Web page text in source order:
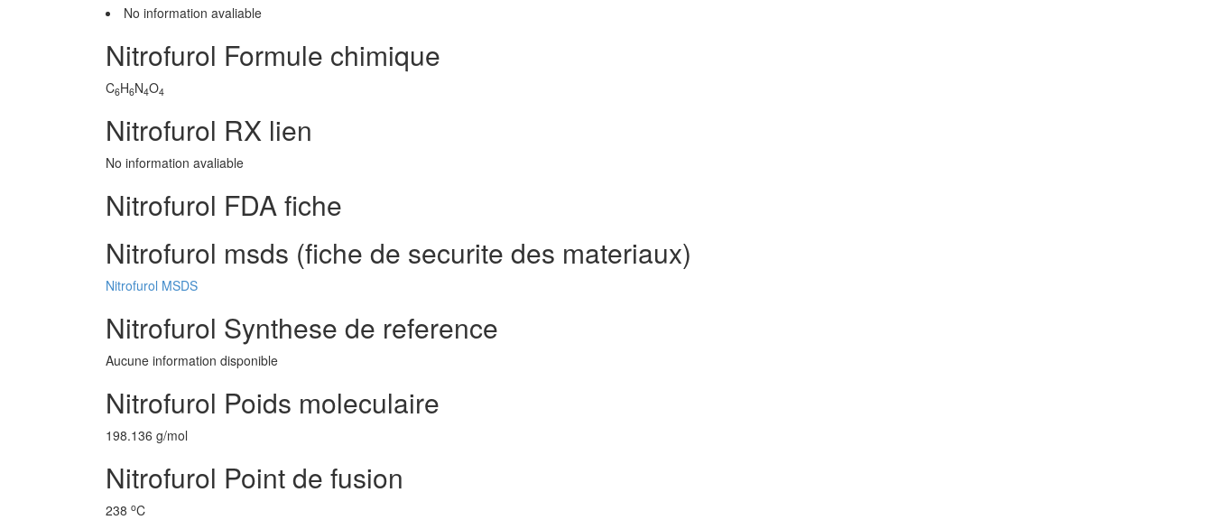
No information avaliable
Nitrofurol Formule chimique
C6H6N4O4
Nitrofurol RX lien
No information avaliable
Nitrofurol FDA fiche
Nitrofurol msds (fiche de securite des materiaux)
Nitrofurol MSDS
Nitrofurol Synthese de reference
Aucune information disponible
Nitrofurol Poids moleculaire
198.136 g/mol
Nitrofurol Point de fusion
238 oC